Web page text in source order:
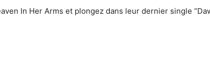
In Her Arms et plongez dans leur dernier single